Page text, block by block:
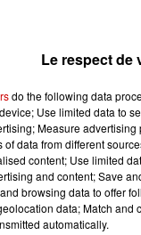
pour les salariés
ce n'est pas
pas un chariot
chers
ce n'est
le 1
Le respect de
do the following data
Use limited data to
Measure
of data from different
content; Use limited
and content; Save
browsing data to offer
data; Match
automatically.